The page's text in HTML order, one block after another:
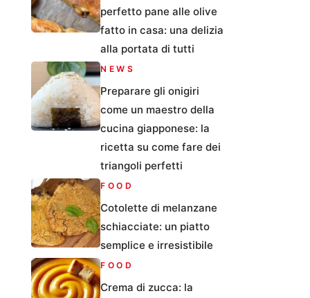
perfetto pane alle olive
fatto in casa: una delizia
alla portata di tutti
NEWS
Preparare gli onigiri
come un maestro della
cucina giapponese: la
ricetta su come fare dei
triangoli perfetti
FOOD
Cotolette di melanzane
schiacciate: un piatto
semplice e irresistibile
FOOD
Crema di zucca: la